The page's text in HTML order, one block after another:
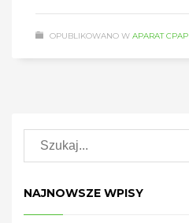
OPUBLIKOWANO W APARAT CPAP
NAJNOWSZE WPISY